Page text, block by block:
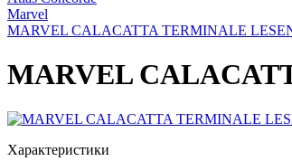
Marvel
MARVEL CALACATTA TERMINALE
MARVEL
Характеристики